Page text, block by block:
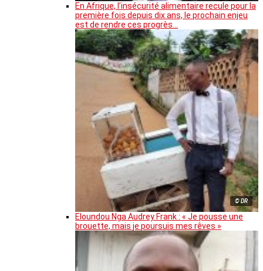
En Afrique, l’insécurité alimentaire recule pour la
première fois depuis dix ans, le prochain enjeu
est de rendre ces progrès…
© DR
Eloundou Nga Audrey Frank : « Je pousse une
brouette, mais je poursuis mes rêves »